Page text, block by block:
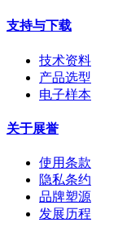
支持与下载
技术资料
产品选型
电子样本
关于展誉
使用条款
隐私条约
品牌塑源
发展历程